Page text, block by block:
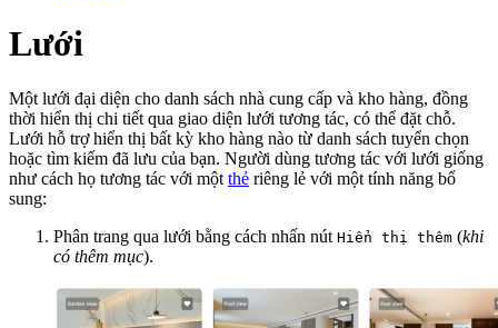
Lưới
Một lưới đại diện cho danh sách nhà cung cấp và kho hàng, đồng
thời hiển thị chi tiết qua giao diện lưới tương tác, có thể đặt chỗ.
Lưới hỗ trợ hiển thị bất kỳ kho hàng nào từ danh sách tuyển chọn
hoặc tìm kiếm đã lưu của bạn. Người dùng tương tác với lưới giống
như cách họ tương tác với một thẻ riêng lẻ với một tính năng bổ
sung:
Phân trang qua lưới bằng cách nhấn nút Hiển thị thêm (khi
có thêm mục).